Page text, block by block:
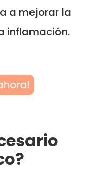
a mejorar la
inflamación.